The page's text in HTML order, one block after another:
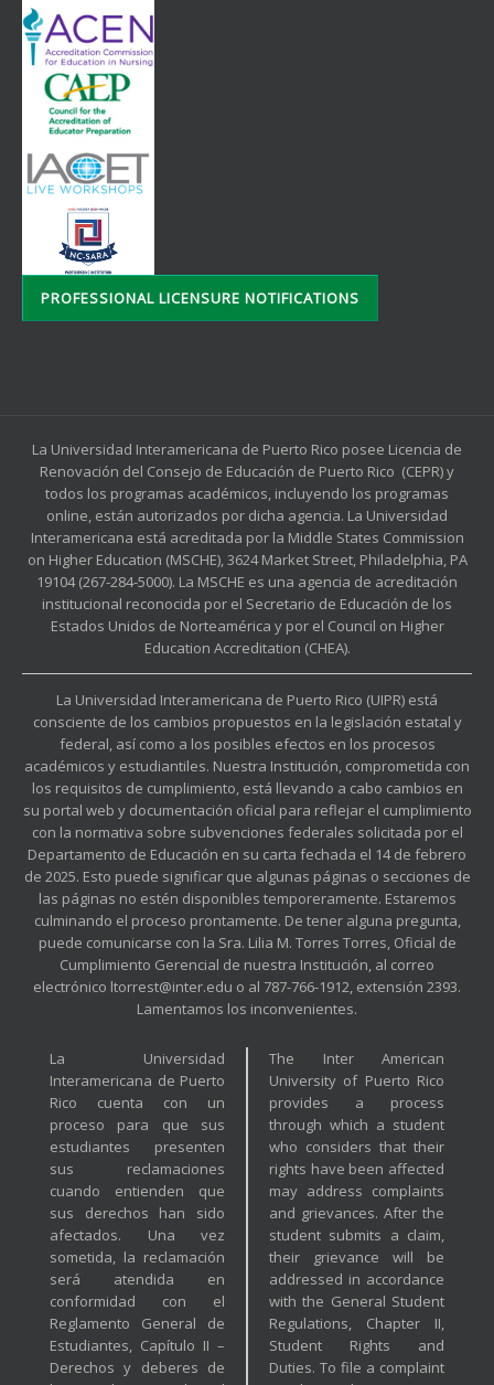
PROFESSIONAL LICENSURE NOTIFICATIONS
La Universidad Interamericana de Puerto Rico posee Licencia de
Renovación del Consejo de Educación de Puerto Rico (CEPR) y
todos los programas académicos, incluyendo los programas
online, están autorizados por dicha agencia. La Universidad
Interamericana está acreditada por la Middle States Commission
on Higher Education (MSCHE), 3624 Market Street, Philadelphia, PA
19104 (267-284-5000). La MSCHE es una agencia de acreditación
institucional reconocida por el Secretario de Educación de los
Estados Unidos de Norteamérica y por el Council on Higher
Education Accreditation (CHEA).
La Universidad Interamericana de Puerto Rico (UIPR) está
consciente de los cambios propuestos en la legislación estatal y
federal, así como a los posibles efectos en los procesos
académicos y estudiantiles. Nuestra Institución, comprometida con
los requisitos de cumplimiento, está llevando a cabo cambios en
su portal web y documentación oficial para reflejar el cumplimiento
con la normativa sobre subvenciones federales solicitada por el
Departamento de Educación en su carta fechada el 14 de febrero
de 2025. Esto puede significar que algunas páginas o secciones de
las páginas no estén disponibles temporeramente. Estaremos
culminando el proceso prontamente. De tener alguna pregunta,
puede comunicarse con la Sra. Lilia M. Torres Torres, Oficial de
Cumplimiento Gerencial de nuestra Institución, al correo
electrónico ltorrest@inter.edu o al 787-766-1912, extensión 2393.
Lamentamos los inconvenientes.
La Universidad
Interamericana de Puerto
Rico cuenta con un
proceso para que sus
estudiantes presenten
sus reclamaciones
cuando entienden que
sus derechos han sido
afectados. Una vez
sometida, la reclamación
será atendida en
conformidad con el
Reglamento General de
Estudiantes, Capítulo II –
Derechos y deberes de
The Inter American
University of Puerto Rico
provides a process
through which a student
who considers that their
rights have been affected
may address complaints
and grievances. After the
student submits a claim,
their grievance will be
addressed in accordance
with the General Student
Regulations, Chapter II,
Student Rights and
Duties. To file a complaint